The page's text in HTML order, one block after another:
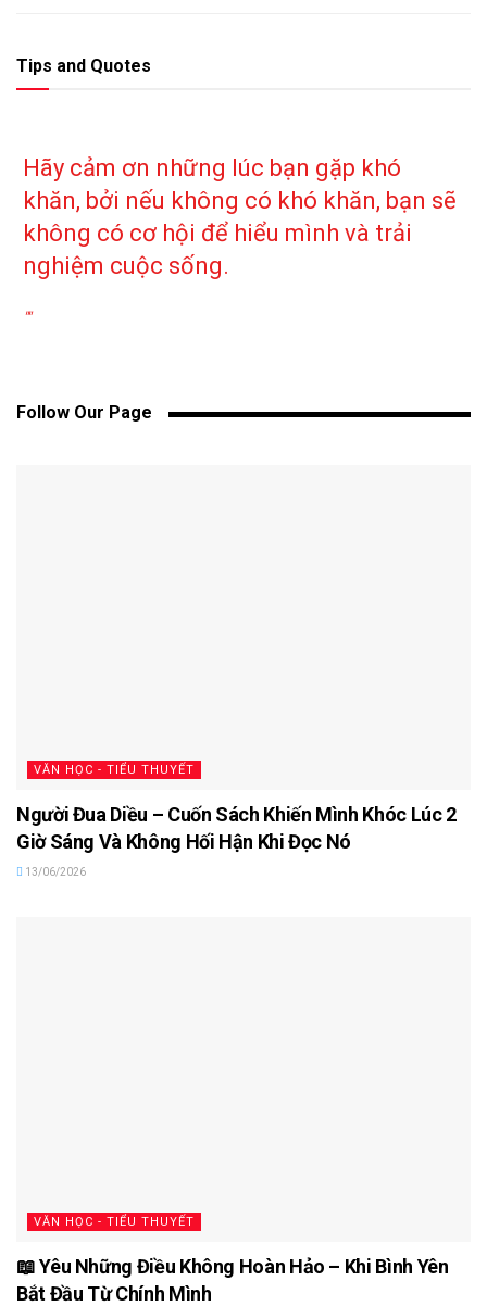
Tips and Quotes
Hãy cảm ơn những lúc bạn gặp khó
khăn, bởi nếu không có khó khăn, bạn sẽ
không có cơ hội để hiểu mình và trải
nghiệm cuộc sống.
""
Follow Our Page
VĂN HỌC - TIỂU THUYẾT
Người Đua Diều – Cuốn Sách Khiến Mình Khóc Lúc 2
Giờ Sáng Và Không Hối Hận Khi Đọc Nó
13/06/2026
VĂN HỌC - TIỂU THUYẾT
📖 Yêu Những Điều Không Hoàn Hảo – Khi Bình Yên
Bắt Đầu Từ Chính Mình